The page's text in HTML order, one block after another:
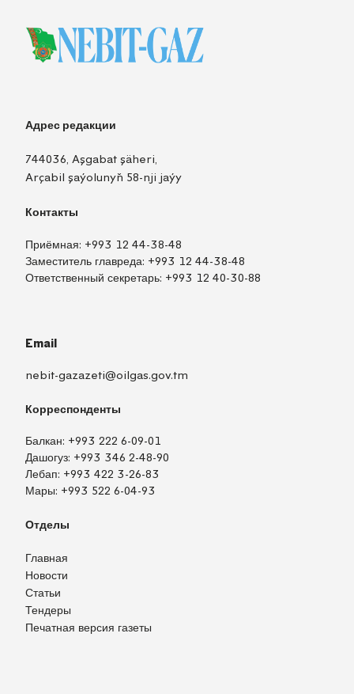
Адрес редакции
744036, Aşgabat şäheri,
Arçabil şaýolunyň 58-nji jaýy
Контакты
Приёмная: +993 12 44-38-48
Заместитель главреда: +993 12 44-38-48
Ответственный секретарь: +993 12 40-30-88
Email
nebit-gazazeti@oilgas.gov.tm
Корреспонденты
Балкан: +993 222 6-09-01
Дашогуз: +993 346 2-48-90
Лебап: +993 422 3-26-83
Мары: +993 522 6-04-93
Отделы
Главная
Новости
Статьи
Тендеры
Печатная версия газеты